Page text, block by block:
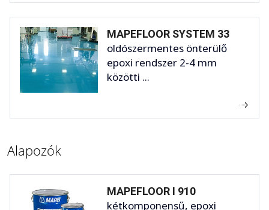
MAPEFLOOR SYSTEM 33
oldószermentes önterülő
epoxi rendszer 2-4 mm
közötti ...
Alapozók
MAPEFLOOR I 910
kétkomponensű, epoxi